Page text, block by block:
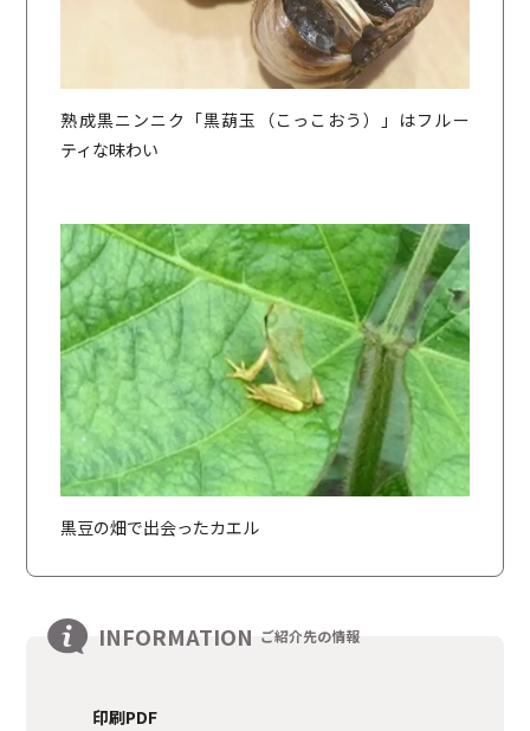
熟成黒ニンニク「黒葫玉（こっこおう）」はフルー
ティな味わい
黒豆の畑で出会ったカエル
INFORMATION ご紹介先の情報
印刷PDF